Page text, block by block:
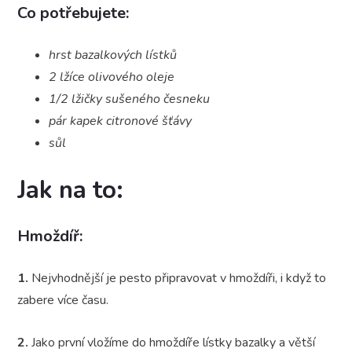
Co potřebujete:
hrst bazalkových lístků
2 lžíce olivového oleje
1/2 lžičky sušeného česneku
pár kapek citronové šťávy
sůl
Jak na to:
Hmoždíř:
1. Nejvhodnější je pesto připravovat v hmoždíři, i když to
zabere více času.
2. Jako první vložíme do hmoždíře lístky bazalky a větší